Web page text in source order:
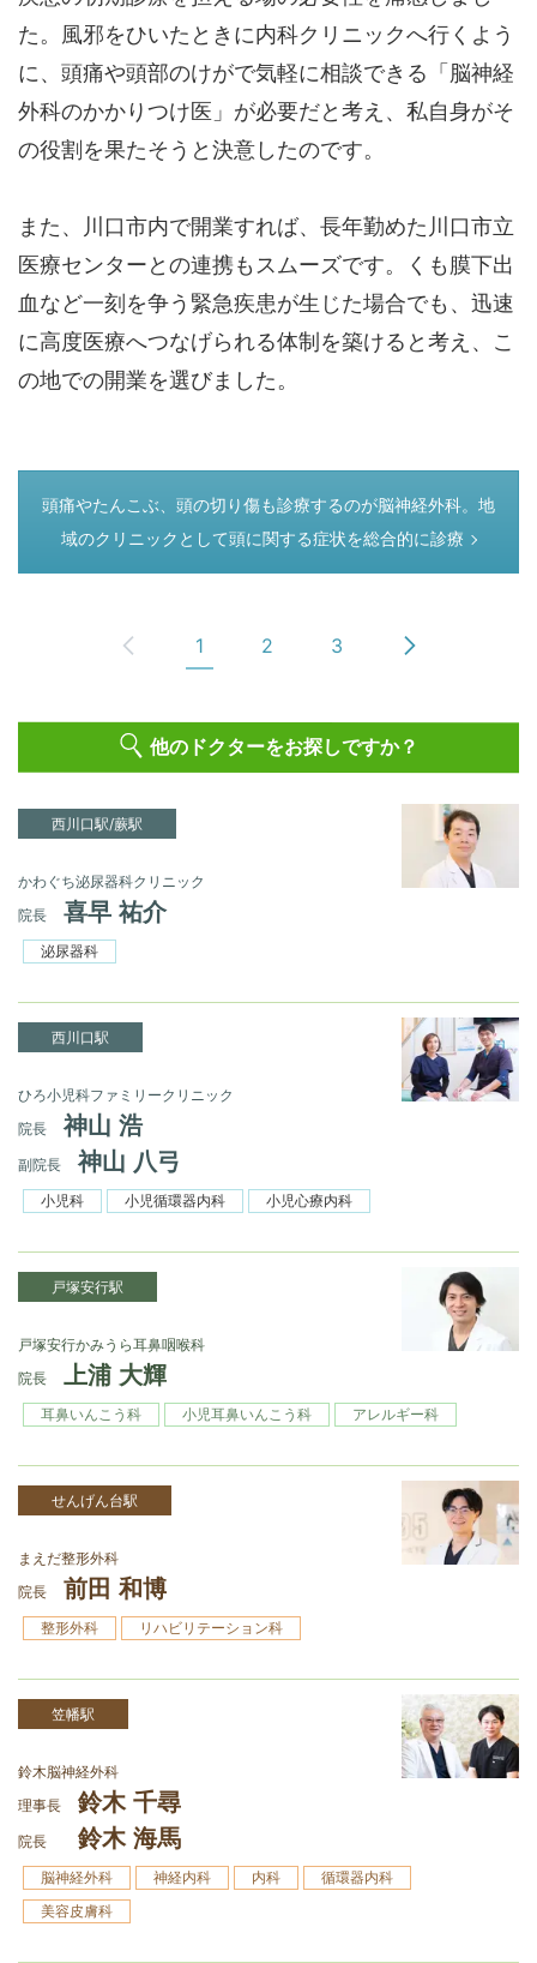
た。風邪をひいたときに内科クリニックへ行くよう
に、頭痛や頭部のけがで気軽に相談できる「脳神経
外科のかかりつけ医」が必要だと考え、私自身がそ
の役割を果たそうと決意したのです。
また、川口市内で開業すれば、長年勤めた川口市立
医療センターとの連携もスムーズです。くも膜下出
血など一刻を争う緊急疾患が生じた場合でも、迅速
に高度医療へつなげられる体制を築けると考え、こ
の地での開業を選びました。
つぎのページ
頭痛やたんこぶ、頭の切り傷も診療するのが脳神経外科。地
域のクリニックとして頭に関する症状を総合的に診療
1 2 3
他のドクターをお探しですか？
西川口駅/蕨駅
かわぐち泌尿器科クリニック
院長
喜早 祐介
泌尿器科
西川口駅
ひろ小児科ファミリークリニック
院長
神山 浩
副院長 神山 八弓
小児科 小児循環器内科 小児心療内科
戸塚安行駅
戸塚安行かみうら耳鼻咽喉科
院長
上浦 大輝
耳鼻いんこう科 小児耳鼻いんこう科 アレルギー科
せんげん台駅
まえだ整形外科
院長
前田 和博
整形外科 リハビリテーション科
笠幡駅
鈴木脳神経外科
理事長
鈴木 千尋
院長 鈴木 海馬
脳神経外科 神経内科 内科
循環器内科
美容皮膚科